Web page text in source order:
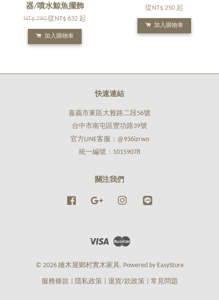
器/噴水鯨魚擺飾
NT$ 790從 NT$ 632 起
加入購物車
從 NT$ 250 起
加入購物車
快速連結
嘉義市東區大雅路二段56號
台中市南屯區豐功路39號
官方LINE客服：@936izrwo
統一編號：10159078
關注我們
Facebook Google Instagram
Visa Master
© 2026 繪木屋鄉村實木家具. Powered by EasyStore
服務條款 隱私政策 退貨/款政策 常見問題